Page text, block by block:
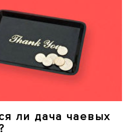
ли дача чаевых